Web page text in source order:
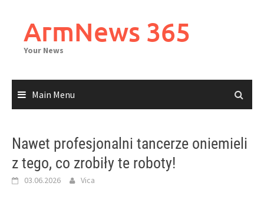
contentArmNews 365
Your News
Main Menu
Nawet profesjonalni tancerze oniemieli
z tego, co zrobiły te roboty!
03.06.2026 Vica